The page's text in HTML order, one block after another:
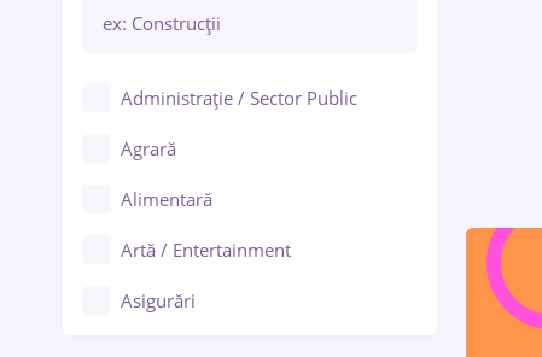
Administrație / Sector Public
Agrară
Alimentară
Artă / Entertainment
Asigurări